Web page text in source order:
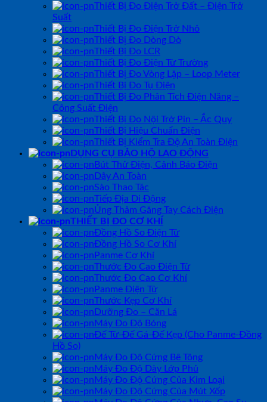
Thiết Bị Đo Điện Trở Đất – Điện Trở
Suất
Thiết Bị Đo Điện Trở Nhỏ
Thiết Bị Đo Dòng Dò
Thiết Bị Đo LCR
Thiết Bị Đo Điện Từ Trường
Thiết Bị Đo Vòng Lặp – Loop Meter
Thiết Bị Đo Tụ Điện
Thiết Bị Đo Phân Tích Điện Năng –
Công Suất Điện
Thiết Bị Đo Nội Trở Pin – Ắc Quy
Thiết Bị Hiệu Chuẩn Điện
Thiết Bị Kiểm Tra Độ An Toàn Điện
DỤNG CỤ BẢO HỘ LAO ĐỘNG
Bút Thử Điện, Cảnh Báo Điện
Dây An Toàn
Sào Thao Tác
Tiếp Địa Di Động
Ủng Thảm Găng Tay Cách Điện
THIẾT BỊ ĐO CƠ KHÍ
Đồng Hồ So Điện Tử
Đồng Hồ So Cơ Khí
Panme Cơ Khí
Thước Đo Cao Điện Tử
Thước Đo Cao Cơ Khí
Panme Điện Tử
Thước Kẹp Cơ Khí
Dưỡng Đo – Căn Lá
Máy Đo Độ Bóng
Đế Từ-Đế Gá-Đế Kẹp (Cho Panme-Đồng
Hồ So)
Máy Đo Độ Cứng Bê Tông
Máy Đo Độ Dày Lớp Phủ
Máy Đo Độ Cứng Của Kim Loại
Máy Đo Độ Cứng Của Mút Xốp